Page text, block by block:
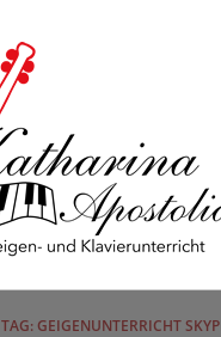
TAG: GEIGENUNTERRICHT